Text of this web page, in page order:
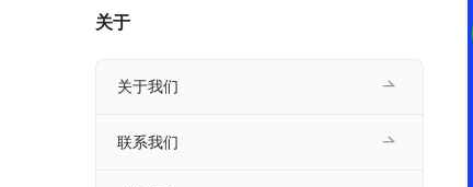
关于
关于我们
联系我们